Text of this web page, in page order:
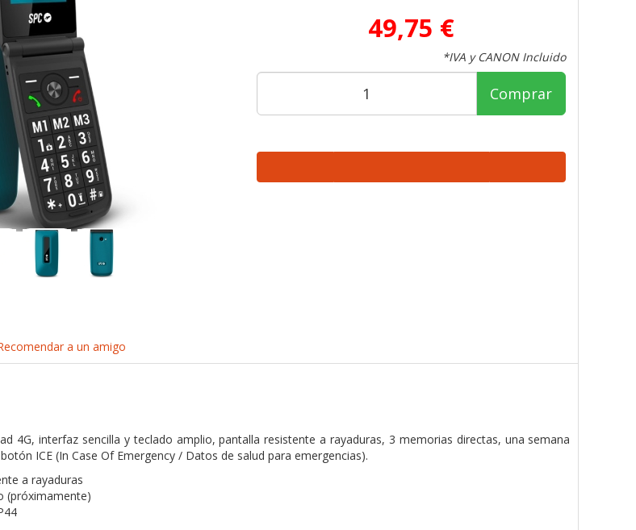
49,75 €
*IVA y CANON Incluido
Comprar
a un amigo
4G, interfaz sencilla y teclado amplio, pantalla resistente a rayaduras, 3 memorias directas, una semana
ICE (In Case Of Emergency / Datos de salud para emergencias).
a rayaduras
(próximamente)